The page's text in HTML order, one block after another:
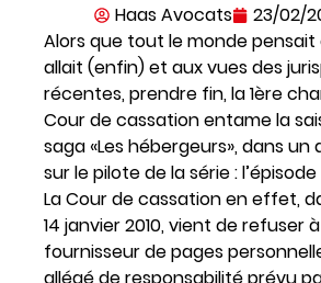
Haas Avocats 23/02/
Alors que tout le monde
allait (enfin) et aux vues des
récentes, prendre fin, la 1ère
Cour de cassation entame la
saga «Les hébergeurs», dans
sur le pilote de la série : l’épisode
La Cour de cassation en effet,
14 janvier 2010, vient de refuser
fournisseur de pages
allégé de responsabilité prévu